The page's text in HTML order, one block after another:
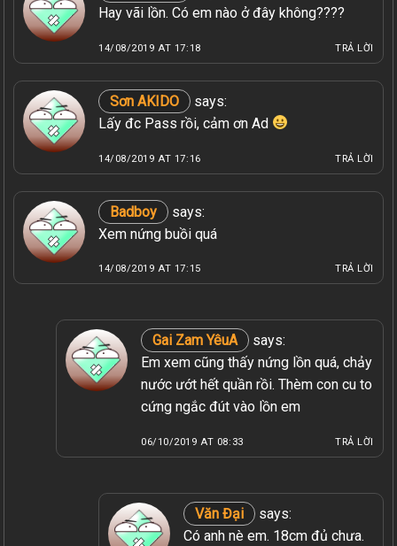
Hay vãi lồn. Có em nào ở đây không????
14/08/2019 AT 17:18 TRẢ LỜI
Sơn AKIDO
says:
Lấy đc Pass rồi, cảm ơn Ad
14/08/2019 AT 17:16 TRẢ LỜI
Badboy
says:
Xem nứng buồi quá
14/08/2019 AT 17:15 TRẢ LỜI
Gai Zam YêuA
says:
Em xem cũng thấy nứng lồn quá, chảy
nước ướt hết quần rồi. Thèm con cu to
cứng ngắc đút vào lồn em
06/10/2019 AT 08:33 TRẢ LỜI
Văn Đại
says:
Có anh nè em. 18cm đủ chưa.